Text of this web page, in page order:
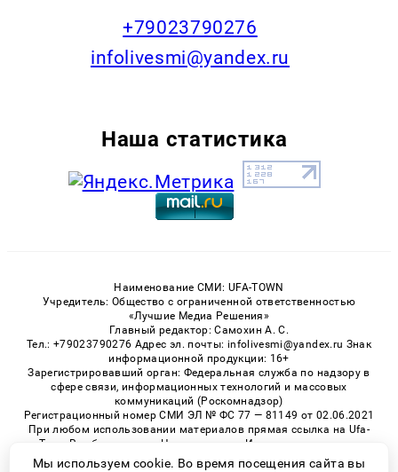
+79023790276
infolivesmi@yandex.ru
Наша статистика
Наименование СМИ: UFA-TOWN
Учредитель: Общество с ограниченной ответственностью
«Лучшие Медиа Решения»
Главный редактор: Самохин А. С.
Тел.: +79023790276 Адрес эл. почты: infolivesmi@yandex.ru Знак
информационной продукции: 16+
Зарегистрировавший орган: Федеральная служба по надзору в
сфере связи, информационных технологий и массовых
коммуникаций (Роскомнадзор)
Регистрационный номер СМИ ЭЛ № ФС 77 — 81149 от 02.06.2021
При любом использовании материалов прямая ссылка на Ufa-
Town.Ru обязательна. Цитирование в Интернете возможно
только при наличии письменного разрешения.
Мы используем cookie. Во время посещения сайта вы